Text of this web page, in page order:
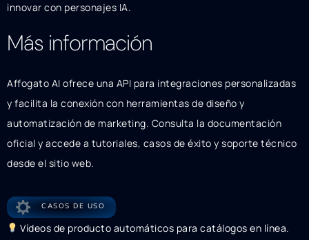
innovar con personajes IA.
Más información
Affogato AI ofrece una API para integraciones personalizadas
y facilita la conexión con herramientas de diseño y
automatización de marketing. Consulta la documentación
oficial y accede a tutoriales, casos de éxito y soporte técnico
desde el sitio web.
CASOS DE USO
Vídeos de producto automáticos para catálogos en línea.